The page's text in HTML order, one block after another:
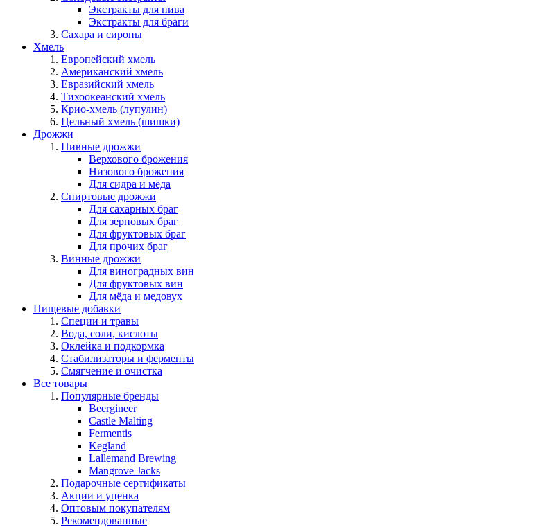
Экстракты для пива
Экстракты для браги
Сахара и сиропы
Хмель
Европейский хмель
Американский хмель
Евразийский хмель
Тихоокеанский хмель
Крио-хмель (лупулин)
Цельный хмель (шишки)
Дрожжи
Пивные дрожжи
Верхового брожения
Низового брожения
Для сидра и мёда
Спиртовые дрожжи
Для сахарных браг
Для зерновых браг
Для фруктовых браг
Для прочих браг
Винные дрожжи
Для виноградных вин
Для фруктовых вин
Для мёда и медовух
Пищевые добавки
Специи и травы
Вода, соли, кислоты
Оклейка и подкормка
Стабилизаторы и ферменты
Смягчение и очистка
Все товары
Популярные бренды
Beergineer
Castle Malting
Fermentis
Kegland
Lallemand Brewing
Mangrove Jacks
Подарочные сертификаты
Акции и уценка
Оптовым покупателям
Рекомендованные